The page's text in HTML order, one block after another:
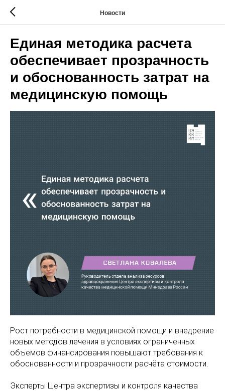
Новости
Единая методика расчета
обеспечивает прозрачность
и обоснованность затрат на
медицинскую помощь
Рост потребности в медицинской помощи и внедрение
новых методов лечения в условиях ограниченных
объемов финансирования повышают требования к
обоснованности и прозрачности расчёта стоимости.
Эксперты Центра экспертизы и контроля качества